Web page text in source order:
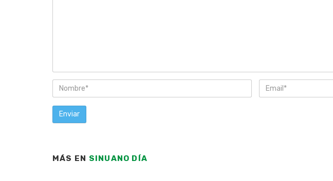
MÁS EN SINUANO DÍA